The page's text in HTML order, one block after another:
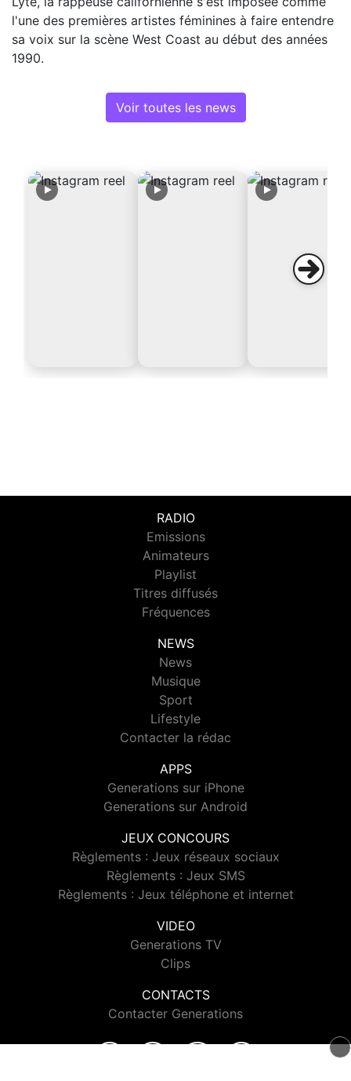
l'une des premières artistes féminines à faire entendre
sa voix sur la scène West Coast au début des années
1990.
Voir toutes les news
RADIO
Emissions
Animateurs
Playlist
Titres diffusés
Fréquences
NEWS
News
Musique
Sport
Lifestyle
Contacter la rédac
APPS
Generations sur iPhone
Generations sur Android
JEUX CONCOURS
Règlements : Jeux réseaux sociaux
Règlements : Jeux SMS
Règlements : Jeux téléphone et internet
VIDEO
Generations TV
Clips
CONTACTS
Contacter Generations